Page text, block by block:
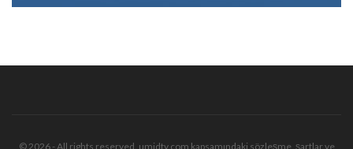
© 2026 - All rights reserved. umidtv.com kapsamındaki sözleşme, şartlar ve